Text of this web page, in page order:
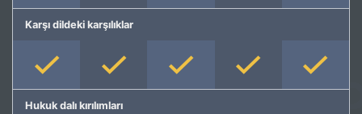
Karşı dildeki karşılıklar
Hukuk dalı kırılımları